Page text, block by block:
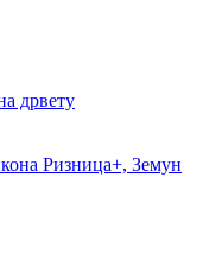
дрвету
Ризница+, Земун